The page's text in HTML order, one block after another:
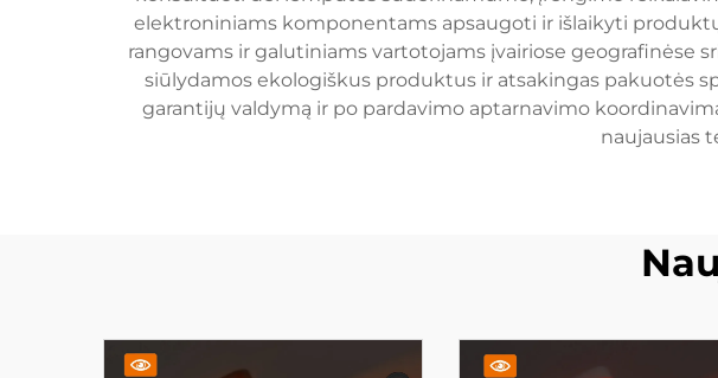
elektroniniams komponentams apsaugoti ir išlaikyti
rangovams ir galutiniams vartotojams įvairiose geografinėse
siūlydamos ekologiškus produktus ir atsakingas pakuotės
garantijų valdymą ir po pardavimo aptarnavimo
naujausias